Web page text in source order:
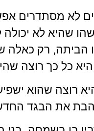
לא מסתדרים
שהיא לא יכולה
הביתה, רק כאלה
היא כל כך רוצה
רוצה שהוא
את הבגד